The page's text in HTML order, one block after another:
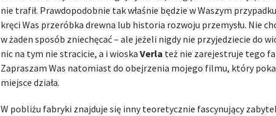
nie trafił. Prawdopodobnie tak właśnie będzie w Waszym
kręci Was przeróbka drewna lub historia rozwoju przemysłu. Nie
w żaden sposób zniechęcać – ale jeżeli nigdy nie przyjedziecie do
nic na tym nie stracicie, a i wioska Verla też nie zarejestruje tego
Zapraszam Was natomiast do obejrzenia mojego filmu, który
miejsce działa.
W pobliżu fabryki znajduje się inny teoretycznie fascynujący